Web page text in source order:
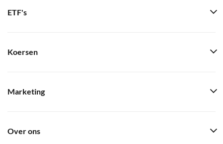
ETF's
Koersen
Marketing
Over ons